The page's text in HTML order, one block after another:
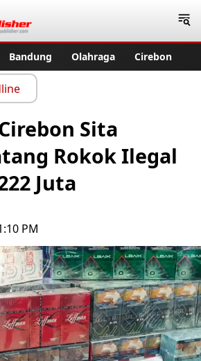
Bandung Olahraga Cirebon
Sita
Rokok Ilegal
Juta
PM